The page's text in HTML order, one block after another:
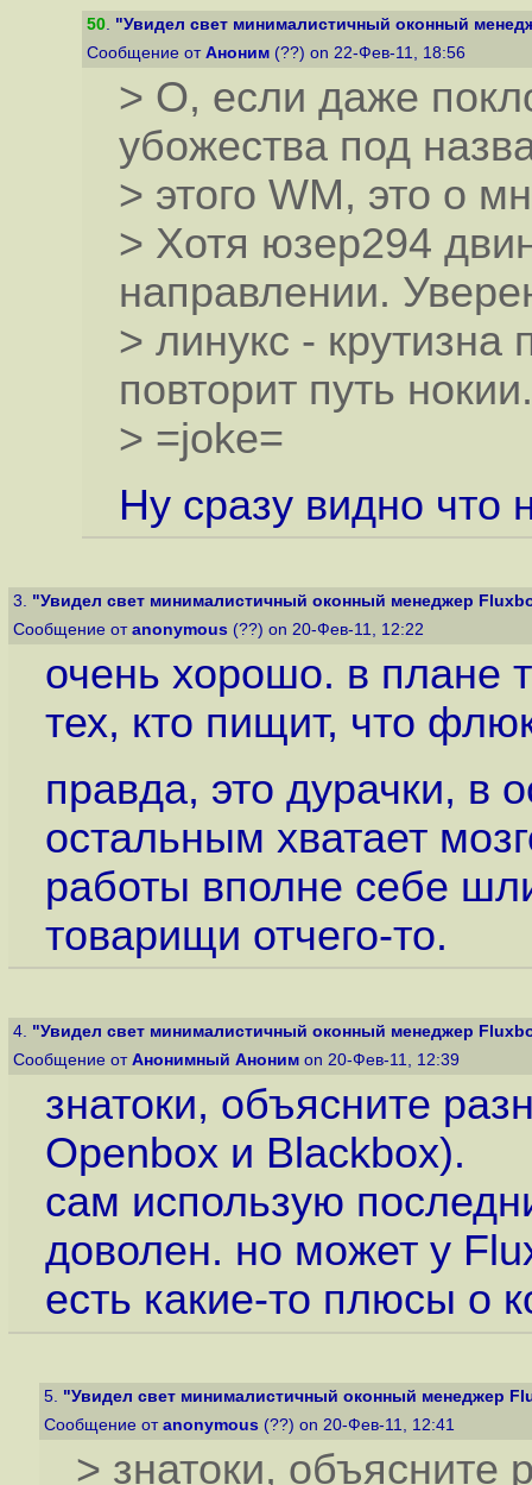
50. "Увидел свет минималистичный оконный
Сообщение от Аноним (??) on 22-Фев-11, 18:56
> О, если даже
убожества под
> этого WM, это о
> Хотя юзер294
направлении.
> линукс -
повторит путь нокии.
> =joke=
Ну сразу видно
3. "Увидел свет минималистичный оконный менеджер
Сообщение от anonymous (??) on 20-Фев-11, 12:22
очень хорошо. в плане
тех, кто пищит, что
правда, это дурачки, в
остальным хватает
работы вполне себе
товарищи отчего-то.
4. "Увидел свет минималистичный оконный менеджер
Сообщение от Анонимный Аноним on 20-Фев-11, 12:39
знатоки, объясните
Openbox и Blackbox).
сам использую
доволен. но может у
есть какие-то плюсы о
5. "Увидел свет минималистичный оконный менеджер
Сообщение от anonymous (??) on 20-Фев-11, 12:41
> знатоки, объясните